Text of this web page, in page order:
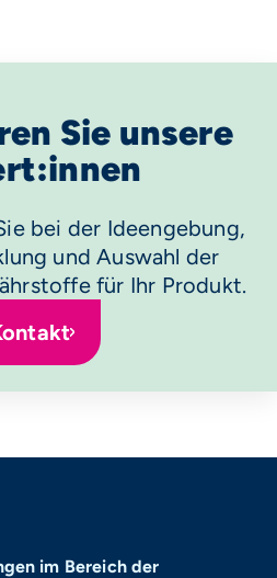
Sie unsere
bei der Ideengebung,
und Auswahl der
für Ihr Produkt.
im Bereich der